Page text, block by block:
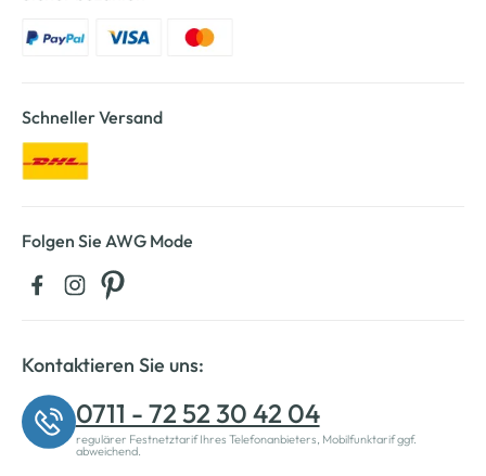
Schneller Versand
Folgen Sie AWG Mode
Kontaktieren Sie uns:
0711 - 72 52 30 42 04
regulärer Festnetztarif Ihres Telefonanbieters, Mobilfunktarif ggf.
abweichend.